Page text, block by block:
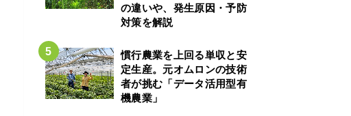
の違いや、発生原因・予防
対策を解説
慣行農業を上回る単収と安
定生産。元オムロンの技術
者が挑む「データ活用型有
機農業」